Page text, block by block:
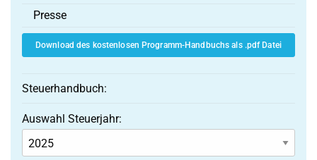
Presse
Download des kostenlosen Programm-Handbuchs als .pdf Datei
Steuerhandbuch:
Auswahl Steuerjahr: